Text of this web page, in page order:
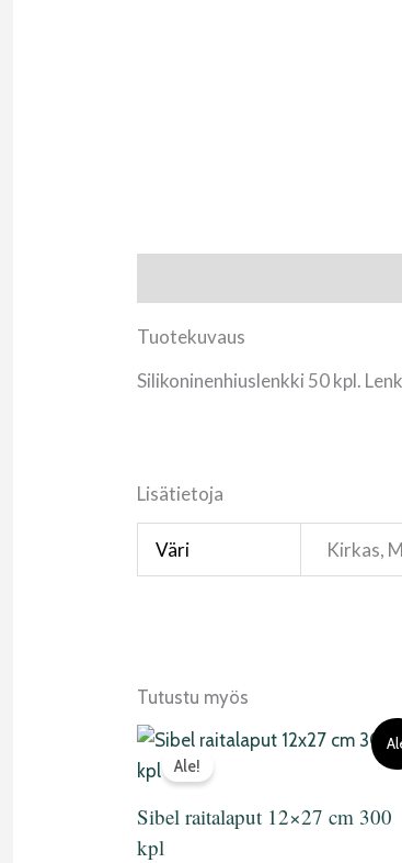
Tuotekuvaus
Silikoninenhiuslenkki 50 kpl.
Lisätietoja
Väri Kirkas,
Tutustu myös
Ale!
Sibel raitalaput 12×27 cm 300
kpl
Alkuperäinen
oli:
12,90 €.
Nykyinen
8,90 €.